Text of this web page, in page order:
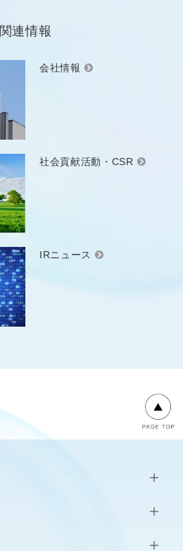
関連情報
会社情報
社会貢献活動・CSR
IRニュース